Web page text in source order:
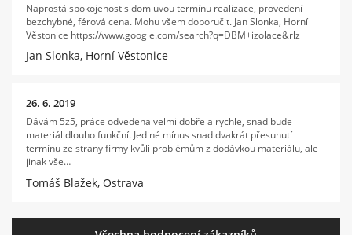
Naprostá spokojenost s domluvou termínu realizace, provedení
bezchybné, férová cena. Mohu všem doporučit. Jan Slonka, Horní
Věstonice https://www.google.com/search?q=DBM+izolace&rlz
Jan Slonka, Horní Věstonice
26. 6. 2019
Dávám 5z5, práce odvedena velmi dobře a rychle, snad bude
materiál dlouho funkční. Jediné mínus snad dvakrát přesunutí
termínu ze strany firmy kvůli problémům z dodávkou materiálu, ale
jinak vše…
Tomáš Blažek, Ostrava